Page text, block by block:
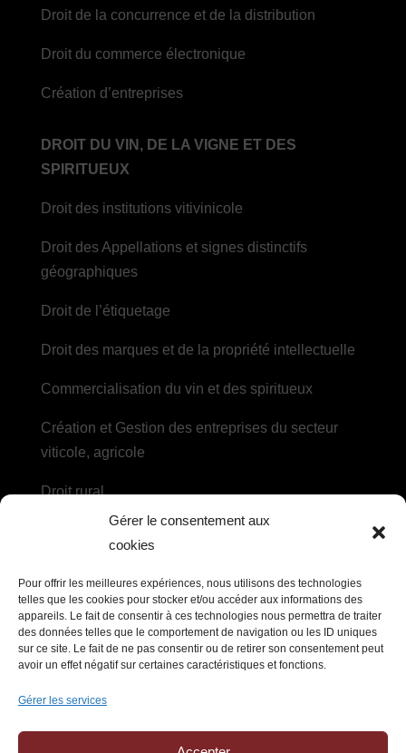
Gérer le consentement aux
cookies
Pour offrir les meilleures expériences, nous utilisons des technologies
telles que les cookies pour stocker et/ou accéder aux informations des
appareils. Le fait de consentir à ces technologies nous permettra de traiter
des données telles que le comportement de navigation ou les ID uniques
sur ce site. Le fait de ne pas consentir ou de retirer son consentement peut
avoir un effet négatif sur certaines caractéristiques et fonctions.
Gérer les services
Droit de la concurrence et de la distribution
Droit du commerce électronique
Création d’entreprises
DROIT DU VIN, DE LA VIGNE ET DES
SPIRITUEUX
Droit des institutions vitivinicole
Droit des Appellations et signes distinctifs
géographiques
Droit de l’étiquetage
Droit des marques et de la propriété intellectuelle
Commercialisation du vin et des spiritueux
Création et Gestion des entreprises du secteur
viticole, agricole
Droit rural
Droit des sociétés agricoles et des coopératives
DROIT DU TRAVAIL
Recrutement, embauche et contrat de travail
Litiges et ruptures du contrat de travail, relations